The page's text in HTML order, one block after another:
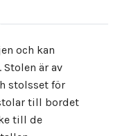
och kan
är av
stolsset för
till bordet
till de